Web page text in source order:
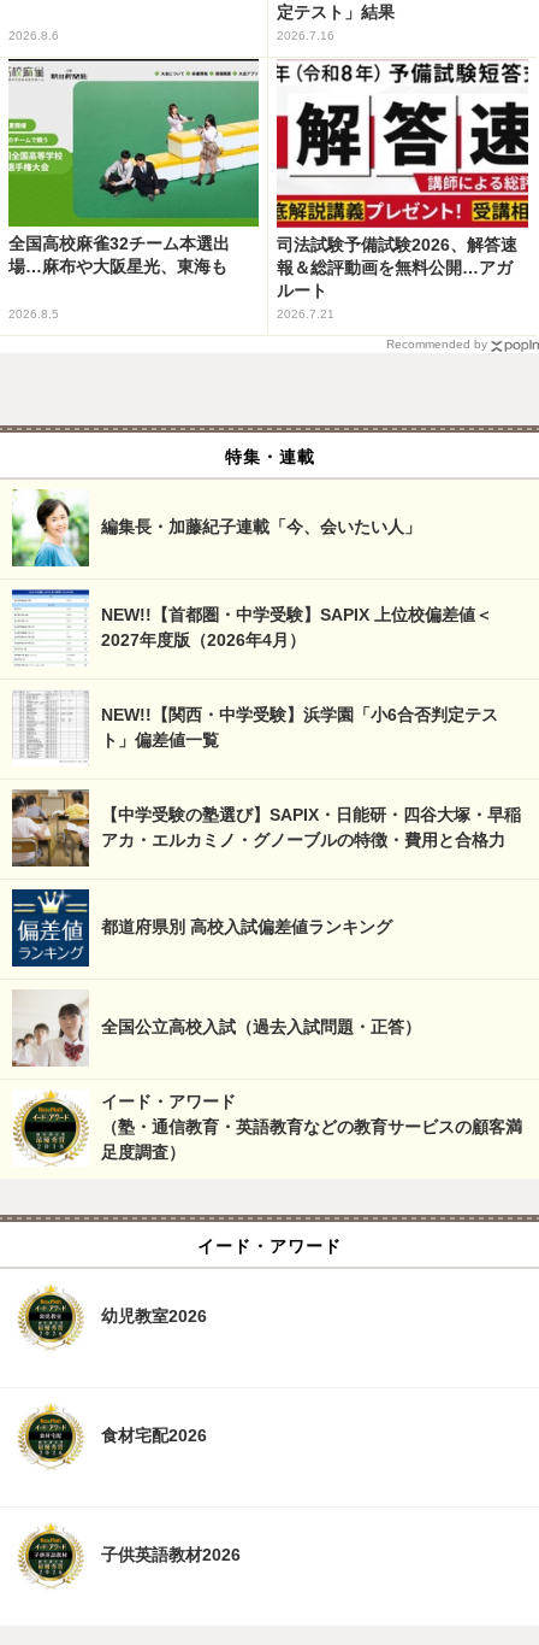
2026.8.6
定テスト」結果
2026.7.16
全国高校麻雀32チーム本選出
場…麻布や大阪星光、東海も
2026.8.5
司法試験予備試験2026、解答速
報＆総評動画を無料公開…アガ
ルート
2026.7.21
Recommended by
特集・連載
編集長・加藤紀子連載「今、会いたい人」
NEW!!【首都圏・中学受験】SAPIX 上位校偏差値＜
2027年度版（2026年4月）
NEW!!【関西・中学受験】浜学園「小6合否判定テス
ト」偏差値一覧
【中学受験の塾選び】SAPIX・日能研・四谷大塚・早稲
アカ・エルカミノ・グノーブルの特徴・費用と合格力
都道府県別 高校入試偏差値ランキング
全国公立高校入試（過去入試問題・正答）
イード・アワード
（塾・通信教育・英語教育などの教育サービスの顧客満
足度調査）
イード・アワード
幼児教室2026
食材宅配2026
子供英語教材2026